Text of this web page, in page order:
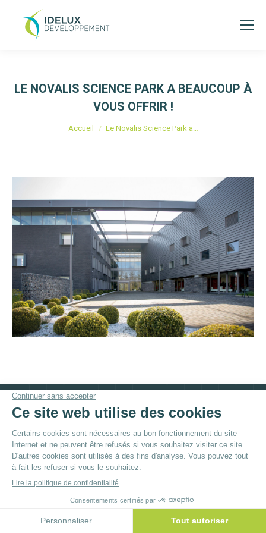
LE NOVALIS SCIENCE PARK A BEAUCOUP À
VOUS OFFRIR !
Vous êtes ici :
Accueil Le Novalis Science Park a…
Menu du bas